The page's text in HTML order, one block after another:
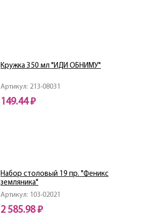
Артикул: 213-08031
Кружка 350 мл "ИДИ ОБНИМУ"
149.44 ₽
Артикул: 103-02021
Набор столовый 19 пр. "Феникс
земляника"
2 585.98 ₽